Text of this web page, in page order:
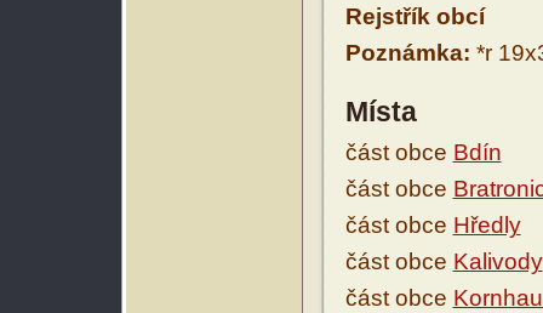
Rejstřík obcí
Poznámka: *r
Místa
část obce Bdín
část obce
část obce Hředly
část obce Kalivody
část obce